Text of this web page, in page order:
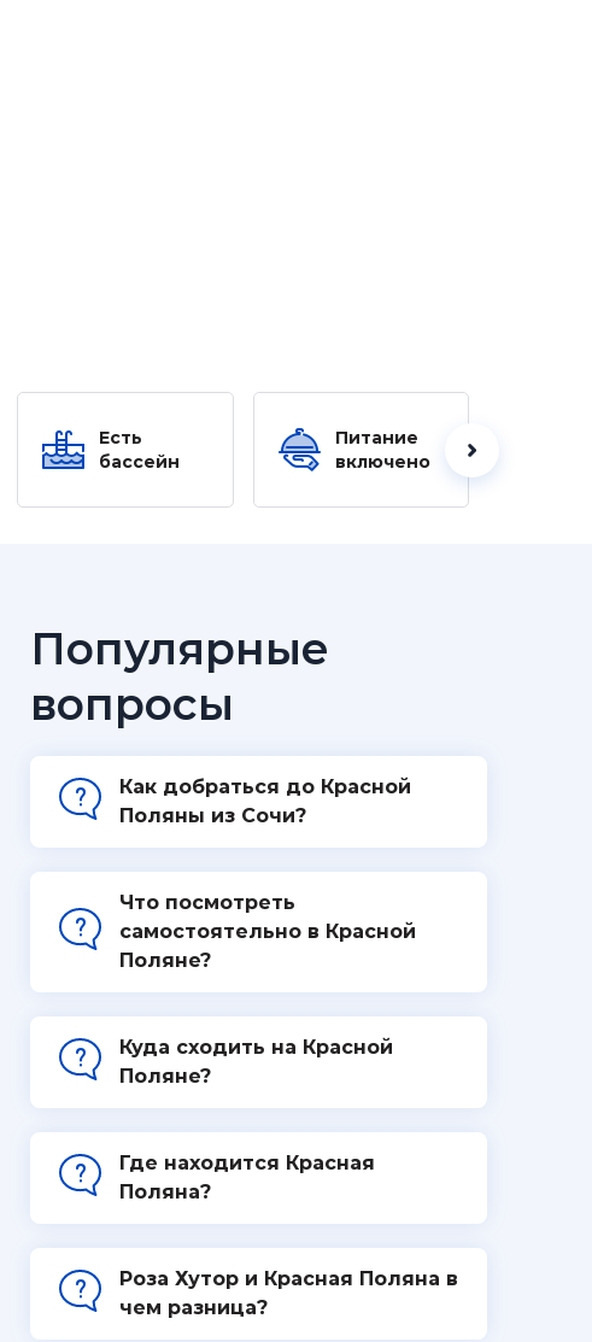
Есть
бассейн
Питание
включено
Популярные
вопросы
Как добраться до Красной
Поляны из Сочи?
Что посмотреть
самостоятельно в Красной
Поляне?
Куда сходить на Красной
Поляне?
Где находится Красная
Поляна?
Роза Хутор и Красная Поляна в
чем разница?